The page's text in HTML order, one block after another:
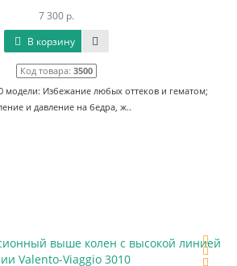
7 300 р.
В корзину
Код товара: 3500
модели: Избежание любых оттеков и гематом;
и давление на бедра, ж..